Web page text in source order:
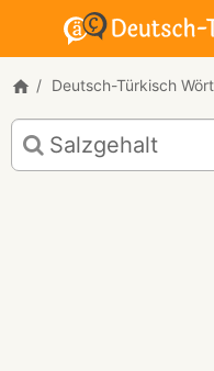
Deutsch-Türkisch
Deutsch-
Türkisch
Übersetzung